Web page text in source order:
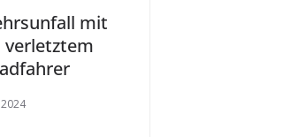
mit
verletztem